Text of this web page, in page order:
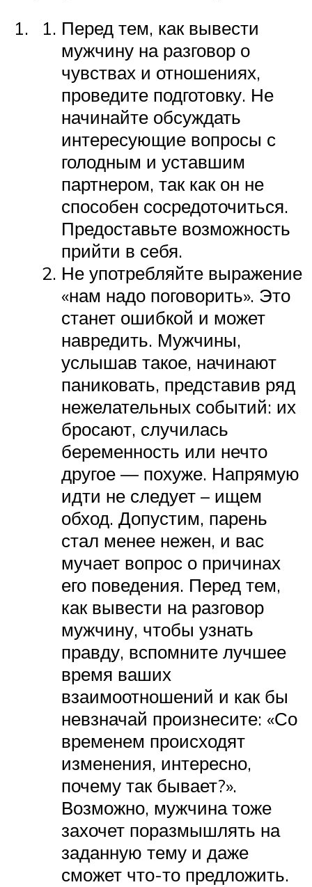
Перед тем, как вывести
мужчину на разговор о
чувствах и отношениях,
проведите подготовку. Не
начинайте обсуждать
интересующие вопросы с
голодным и уставшим
партнером, так как он не
способен сосредоточиться.
Предоставьте возможность
прийти в себя.
Не употребляйте выражение
«нам надо поговорить». Это
станет ошибкой и может
навредить. Мужчины,
услышав такое, начинают
паниковать, представив ряд
нежелательных событий: их
бросают, случилась
беременность или нечто
другое — похуже. Напрямую
идти не следует – ищем
обход. Допустим, парень
стал менее нежен, и вас
мучает вопрос о причинах
его поведения. Перед тем,
как вывести на разговор
мужчину, чтобы узнать
правду, вспомните лучшее
время ваших
взаимоотношений и как бы
невзначай произнесите: «Со
временем происходят
изменения, интересно,
почему так бывает?».
Возможно, мужчина тоже
захочет поразмышлять на
заданную тему и даже
сможет что-то предложить.